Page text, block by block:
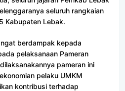
seluruh rangkaian
Kabupaten Lebak.
berdampak kepada
pelaksanaan Pameran
pameran ini
pelaku UMKM
kontribusi terhadap